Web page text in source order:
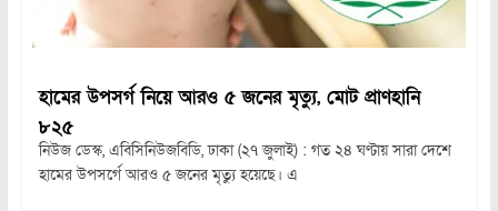
হামের উপসর্গ নিয়ে আরও ৫ জনের মৃত্যু, মোট প্রাণহানি
৮২৫
নিউজ ডেস্ক, এবিসিনিউজবিডি, ঢাকা (২৭ জুলাই) : গত ২৪ ঘণ্টায় সারা দেশে
হামের উপসর্গে আরও ৫ জনের মৃত্যু হয়েছে। এ